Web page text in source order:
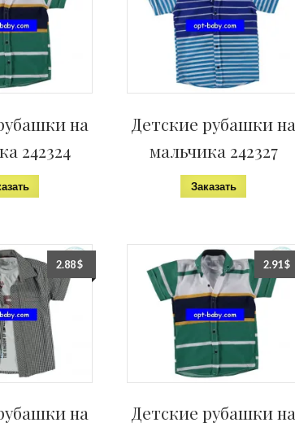
на
242324
Детские рубашки на
мальчика 242327
Заказать
на
2.88$
Детские рубашки на
2.91$